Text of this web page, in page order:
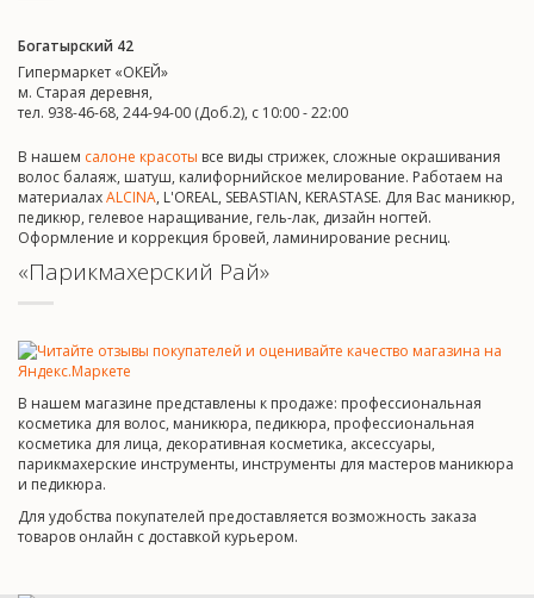
Богатырский 42
Гипермаркет «ОКЕЙ»
м. Старая деревня,
тел. 938-46-68, 244-94-00 (Доб.2), c 10:00 - 22:00
В нашем салоне красоты все виды стрижек, сложные окрашивания
волос балаяж, шатуш, калифорнийское мелирование. Работаем на
материалахALCINA, L'OREAL, SEBASTIAN, KERASTASE. Для Вас маникюр,
педикюр, гелевое наращивание, гель-лак, дизайн ногтей.
Оформление и коррекция бровей, ламинирование ресниц.
«Парикмахерский Рай»
В нашем магазине представлены к продаже: профессиональная
косметика для волос, маникюра, педикюра, профессиональная
косметика для лица, декоративная косметика, аксессуары,
парикмахерские инструменты, инструменты для мастеров маникюра
и педикюра.
Для удобства покупателей предоставляется возможность заказа
товаров онлайн с доставкой курьером.